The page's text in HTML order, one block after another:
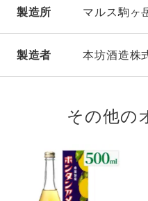
製造所 マルス駒ヶ
製造者 本坊酒造株
その他の